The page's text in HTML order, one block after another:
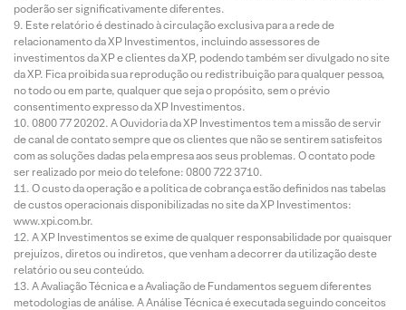
poderão ser significativamente diferentes.
Este relatório é destinado à circulação exclusiva para a rede de
relacionamento da XP Investimentos, incluindo assessores de
investimentos da XP e clientes da XP, podendo também ser divulgado no site
da XP. Fica proibida sua reprodução ou redistribuição para qualquer pessoa,
no todo ou em parte, qualquer que seja o propósito, sem o prévio
consentimento expresso da XP Investimentos.
0800 77 20202. A Ouvidoria da XP Investimentos tem a missão de servir
de canal de contato sempre que os clientes que não se sentirem satisfeitos
com as soluções dadas pela empresa aos seus problemas. O contato pode
ser realizado por meio do telefone: 0800 722 3710.
O custo da operação e a política de cobrança estão definidos nas tabelas
de custos operacionais disponibilizadas no site da XP Investimentos:
www.xpi.com.br.
A XP Investimentos se exime de qualquer responsabilidade por quaisquer
prejuízos, diretos ou indiretos, que venham a decorrer da utilização deste
relatório ou seu conteúdo.
A Avaliação Técnica e a Avaliação de Fundamentos seguem diferentes
metodologias de análise. A Análise Técnica é executada seguindo conceitos